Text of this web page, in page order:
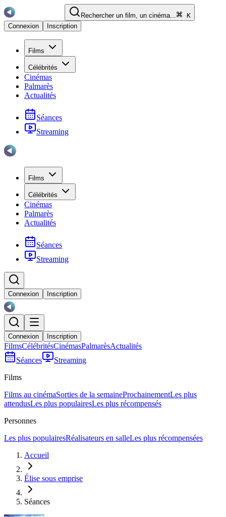
Rechercher un film, un cinéma...
K
Connexion
Inscription
Films
Célébrités
Cinémas
Palmarès
Actualités
Séances
Streaming
Films
Célébrités
Cinémas
Palmarès
Actualités
Séances
Streaming
Connexion Inscription
Connexion Inscription
FilmsCélébritésCinémasPalmarèsActualités
Séances
Streaming
Films
Films au cinémaSorties de la semaineProchainementLes plus
attendusLes plus populairesLes plus récompensés
Personnes
Les plus populairesRéalisateurs en salleLes plus récompensées
Accueil
Élise sous emprise
Séances